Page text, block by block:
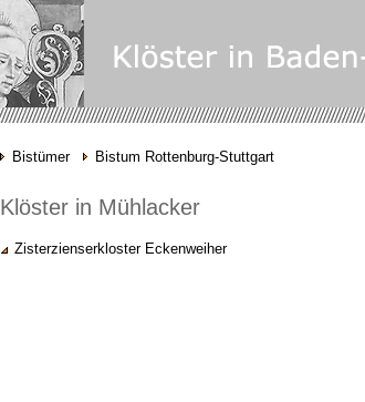
Bistümer Bistum Rottenburg-Stuttgart
Klöster in Mühlacker
Zisterzienserkloster Eckenweiher